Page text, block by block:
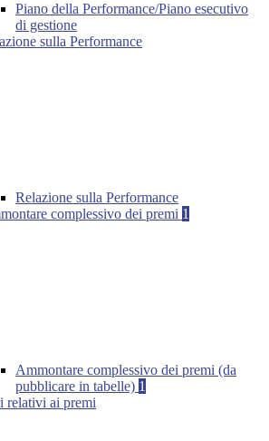
Piano della Performance/Piano esecutivo
di gestione
sulla Performance
Relazione sulla Performance
complessivo dei premi 1
Ammontare complessivo dei premi (da
pubblicare in tabelle) 1
relativi ai premi